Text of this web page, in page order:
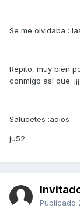
Se me olvidaba :
Repito, muy bien
conmigo así que:
Saludetes :adios
ju52
Publicado